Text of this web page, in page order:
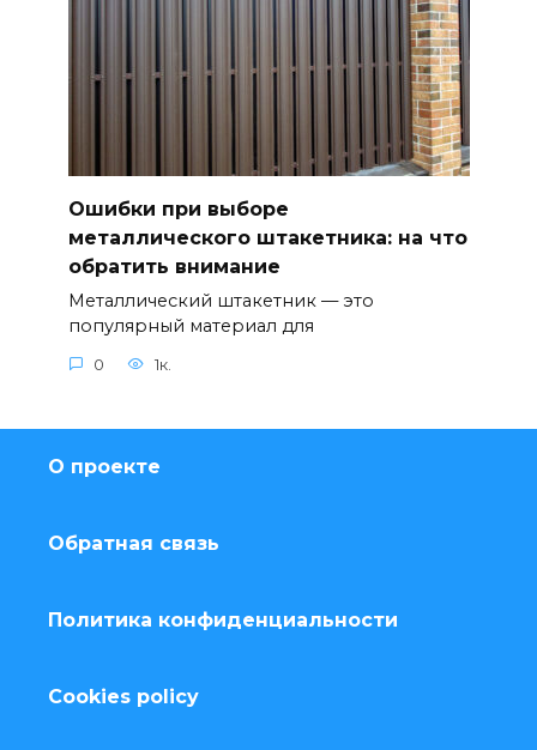
Ошибки при выборе
металлического штакетника: на что
обратить внимание
Металлический штакетник — это
популярный материал для
0 1к.
О проекте
Обратная связь
Политика конфиденциальности
Cookies policy